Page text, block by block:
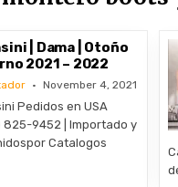
| Dama | Otoño
2021 – 2022
November 4, 2021
Pedidos en USA
825-9452 | Importado y
Catalogos